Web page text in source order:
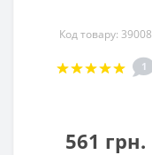
Код товару: 39008
1
561 грн.